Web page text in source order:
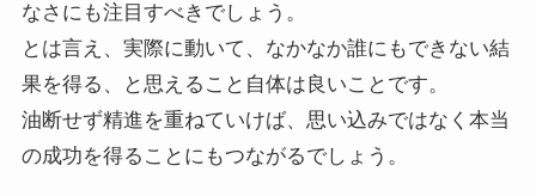
なさにも注目すべきでしょう。
とは言え、実際に動いて、なかなか誰にもできない結
果を得る、と思えること自体は良いことです。
油断せず精進を重ねていけば、思い込みではなく本当
の成功を得ることにもつながるでしょう。